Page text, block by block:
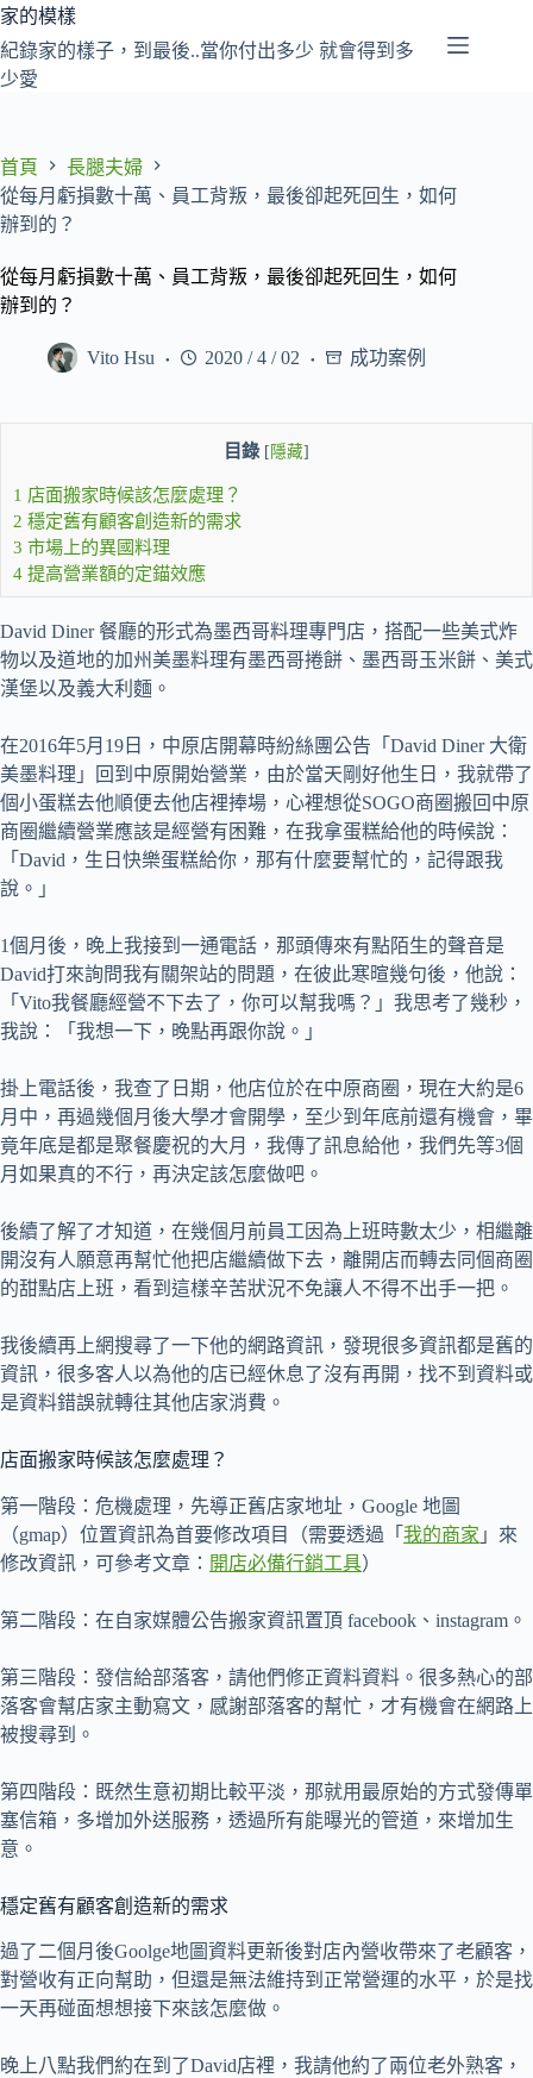
跳
至
主
容
家的模樣
紀錄家的樣子，到最後..當你付出多少 就會得到多
少愛
首頁
長腿夫婦
從每月虧損數十萬、員工背叛，最後卻起死回生，如何
辦到的？
從每月虧損數十萬、員工背叛，最後卻起死回生，如何
辦到的？
Vito Hsu 2020 / 4 / 02 成功案例
目錄 [ 隱藏]
1 店面搬家時候該怎麼處理？
2 穩定舊有顧客創造新的需求
3 市場上的異國料理
4 提高營業額的定錨效應
David Diner 餐廳的形式為墨西哥料理專門店，搭配一些美式炸
物以及道地的加州美墨料理有墨西哥捲餅、墨西哥玉米餅、美式
漢堡以及義大利麵。
在2016年5月19日，中原店開幕時紛絲團公告「David Diner 大衛
美墨料理」回到中原開始營業，由於當天剛好他生日，我就帶了
個小蛋糕去他順便去他店裡捧場，心裡想從SOGO商圈搬回中原
商圈繼續營業應該是經營有困難，在我拿蛋糕給他的時候說：
「David，生日快樂蛋糕給你，那有什麼要幫忙的，記得跟我
說。」
1個月後，晚上我接到一通電話，那頭傳來有點陌生的聲音是
David打來詢問我有關架站的問題，在彼此寒暄幾句後，他說：
「Vito我餐廳經營不下去了，你可以幫我嗎？」我思考了幾秒，
我說：「我想一下，晚點再跟你說。」
掛上電話後，我查了日期，他店位於在中原商圈，現在大約是6
月中，再過幾個月後大學才會開學，至少到年底前還有機會，畢
竟年底是都是聚餐慶祝的大月，我傳了訊息給他，我們先等3個
月如果真的不行，再決定該怎麼做吧。
後續了解了才知道，在幾個月前員工因為上班時數太少，相繼離
開沒有人願意再幫忙他把店繼續做下去，離開店而轉去同個商圈
的甜點店上班，看到這樣辛苦狀況不免讓人不得不出手一把。
我後續再上網搜尋了一下他的網路資訊，發現很多資訊都是舊的
資訊，很多客人以為他的店已經休息了沒有再開，找不到資料或
是資料錯誤就轉往其他店家消費。
店面搬家時候該怎麼處理？
第一階段：危機處理，先導正舊店家地址，Google 地圖
（gmap）位置資訊為首要修改項目（需要透過「 我的商家 」來
修改資訊，可參考文章： 開店必備行銷工具）
第二階段：在自家媒體公告搬家資訊置頂 facebook、instagram。
第三階段：發信給部落客，請他們修正資料資料。很多熱心的部
落客會幫店家主動寫文，感謝部落客的幫忙，才有機會在網路上
被搜尋到。
第四階段：既然生意初期比較平淡，那就用最原始的方式發傳單
塞信箱，多增加外送服務，透過所有能曝光的管道，來增加生
意。
穩定舊有顧客創造新的需求
過了二個月後Goolge地圖資料更新後對店內營收帶來了老顧客，
對營收有正向幫助，但還是無法維持到正常營運的水平，於是找
一天再碰面想想接下來該怎麼做。
晚上八點我們約在到了David店裡，我請他約了兩位老外熟客，